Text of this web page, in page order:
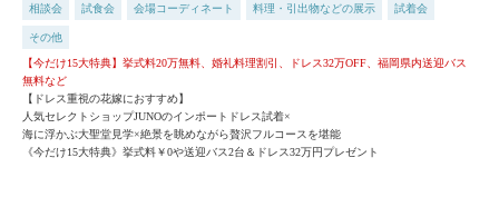
相談会 試食会 会場コーディネート 料理・引出物などの展示 試着会
その他
【今だけ15大特典】挙式料20万無料、婚礼料理割引、ドレス32万OFF、福岡県内送迎バス
無料など
【ドレス重視の花嫁におすすめ】
人気セレクトショップJUNOのインポートドレス試着×
海に浮かぶ大聖堂見学×絶景を眺めながら贅沢フルコースを堪能
《今だけ15大特典》挙式料￥0や送迎バス2台＆ドレス32万円プレゼント